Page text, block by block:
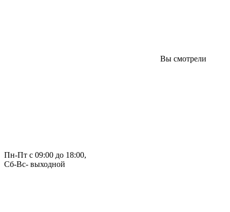
Вы смотрели
Пн-Пт с 09:00 до 18:00,
Сб-Вс- выходной